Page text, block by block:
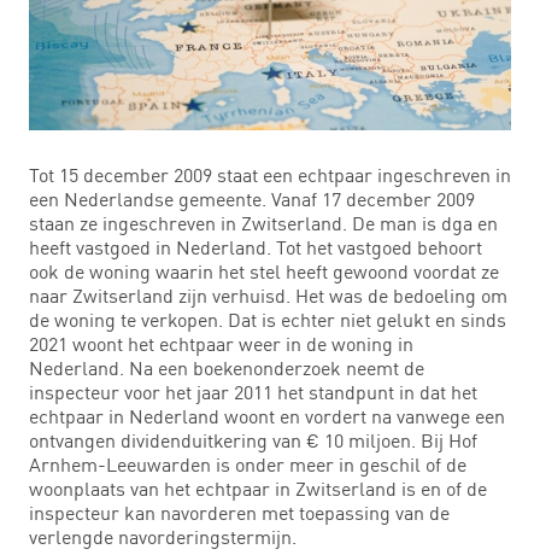
Tot 15 december 2009 staat een echtpaar ingeschreven in
een Nederlandse gemeente. Vanaf 17 december 2009
staan ze ingeschreven in Zwitserland. De man is dga en
heeft vastgoed in Nederland. Tot het vastgoed behoort
ook de woning waarin het stel heeft gewoond voordat ze
naar Zwitserland zijn verhuisd. Het was de bedoeling om
de woning te verkopen. Dat is echter niet gelukt en sinds
2021 woont het echtpaar weer in de woning in
Nederland. Na een boekenonderzoek neemt de
inspecteur voor het jaar 2011 het standpunt in dat het
echtpaar in Nederland woont en vordert na vanwege een
ontvangen dividenduitkering van € 10 miljoen. Bij Hof
Arnhem-Leeuwarden is onder meer in geschil of de
woonplaats van het echtpaar in Zwitserland is en of de
inspecteur kan navorderen met toepassing van de
verlengde navorderingstermijn.